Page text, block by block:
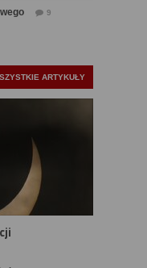
9
ARTYKUŁY